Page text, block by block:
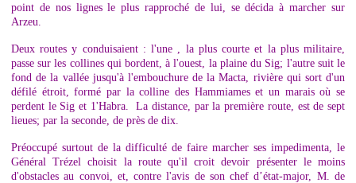
point de nos lignes le plus rapproché de lui, se décida à marcher sur
Arzeu.
Deux routes y conduisaient : l'une , la plus courte et la plus militaire,
passe sur les collines qui bordent, à l'ouest, la plaine du Sig; l'autre suit le
fond de la vallée jusqu'à l'embouchure de la Macta, rivière qui sort d'un
défilé étroit, formé par la colline des Hammiames et un marais où se
perdent le Sig et 1'Habra. La distance, par la première route, est de sept
lieues; par la seconde, de près de dix.
Préoccupé surtout de la difficulté de faire marcher ses impedimenta, le
Général Trézel choisit la route qu'il croit devoir présenter le moins
d'obstacles au convoi, et, contre l'avis de son chef d’état-major, M. de